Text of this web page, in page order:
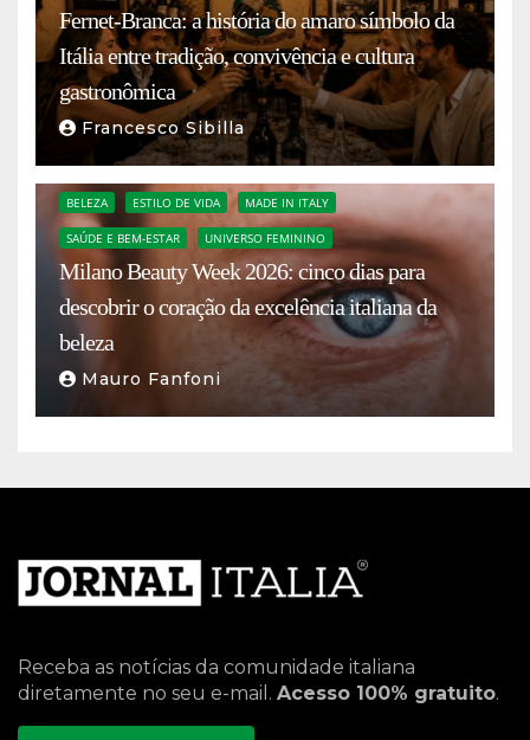
Fernet-Branca: a história do amaro símbolo da
Itália entre tradição, convivência e cultura
gastronômica
Francesco Sibilla
BELEZA ESTILO DE VIDA MADE IN ITALY
SAÚDE E BEM-ESTAR UNIVERSO FEMININO
Milano Beauty Week 2026: cinco dias para
descobrir o coração da excelência italiana da
beleza
Mauro Fanfoni
Receba as notícias da comunidade italiana
diretamente no seu e-mail. Acesso 100% gratuito.